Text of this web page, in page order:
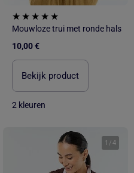
Mouwloze trui met ronde hals
10,00 €
Bekijk product
2 kleuren
1 /4